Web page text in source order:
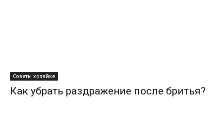
Советы хозяйке
Как убрать раздражение после бритья?